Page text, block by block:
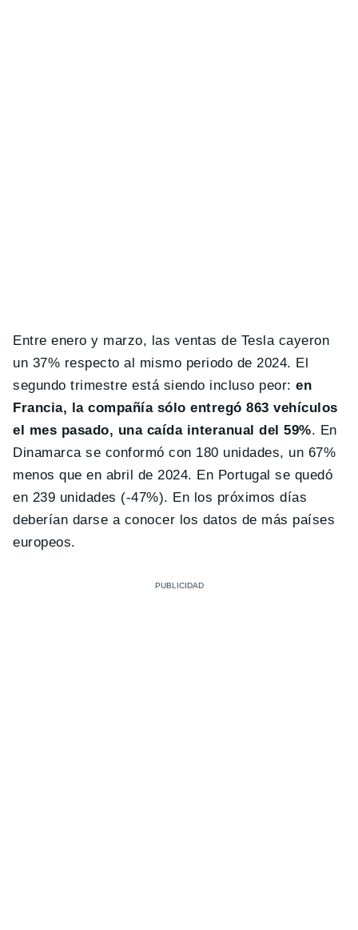
Entre enero y marzo, las ventas de Tesla cayeron
un 37% respecto al mismo periodo de 2024. El
segundo trimestre está siendo incluso peor: en
Francia, la compañía sólo entregó 863 vehículos
el mes pasado, una caída interanual del 59%. En
Dinamarca se conformó con 180 unidades, un 67%
menos que en abril de 2024. En Portugal se quedó
en 239 unidades (-47%). En los próximos días
deberían darse a conocer los datos de más países
europeos.